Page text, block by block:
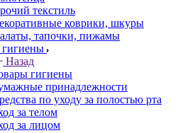
текстиль
коврики, шкуры
тапочки, пижамы
Назад
гигиены
принадлежности
по уходу за полостью рта
за телом
за лицом